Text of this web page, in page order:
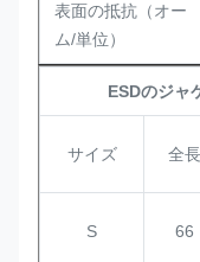
表面の抵抗（オー
ム/単位）
ESDのジャ
サイズ 全長
S 66